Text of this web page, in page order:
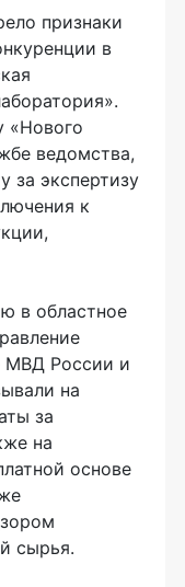
признаки
в
«Нового
ведомства,
за экспертизу
к
в областное
МВД России и
на
за
на
основе
сырья.